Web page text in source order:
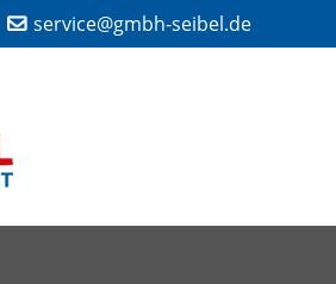
service@gmbh-seibel.de